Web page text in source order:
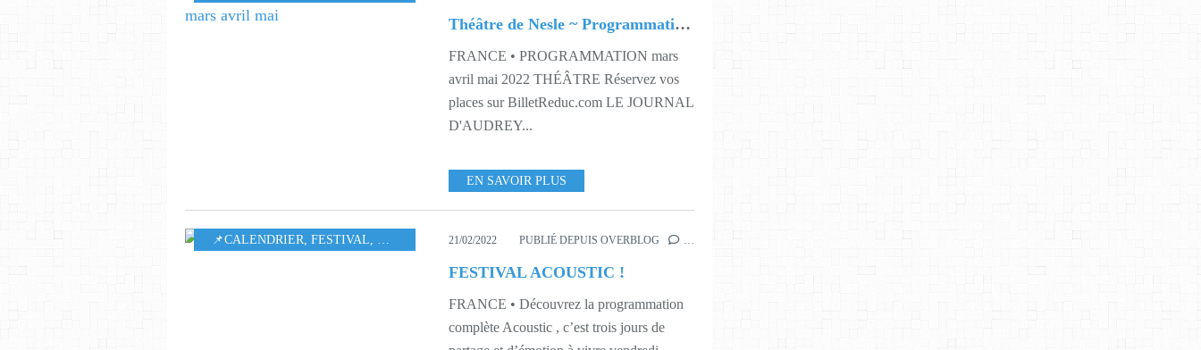
Théâtre de Nesle ~ Programmation mars avril mai
FRANCE • PROGRAMMATION mars
avril mai 2022 THÉÂTRE Réservez vos
places sur BilletReduc.com LE JOURNAL
D'AUDREY...
EN SAVOIR PLUS
📌CALENDRIER, FESTIVAL, MUSIQUE PROGRAMMATION, S8,S11
21/02/2022 PUBLIÉ DEPUIS OVERBLOG …
FESTIVAL ACOUSTIC !
FRANCE • Découvrez la programmation
complète Acoustic , c’est trois jours de